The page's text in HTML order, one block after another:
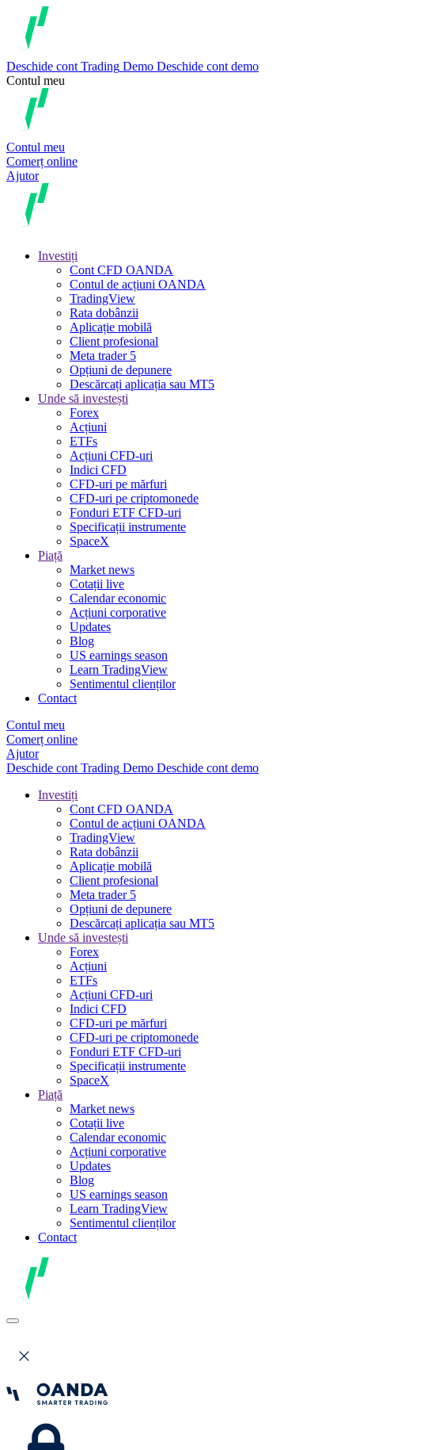
Deschide cont Trading Demo Deschide cont demo
Contul meu
Contul meu
Comerț online
Ajutor
Investiți
Cont CFD OANDA
Contul de acțiuni OANDA
TradingView
Rata dobânzii
Aplicație mobilă
Client profesional
Meta trader 5
Opțiuni de depunere
Descărcați aplicația sau MT5
Unde să investești
Forex
Acțiuni
ETFs
Acțiuni CFD-uri
Indici CFD
CFD-uri pe mărfuri
CFD-uri pe criptomonede
Fonduri ETF CFD-uri
Specificații instrumente
SpaceX
Piață
Market news
Cotații live
Calendar economic
Acțiuni corporative
Updates
Blog
US earnings season
Learn TradingView
Sentimentul clienților
Contact
Contul meu
Comerț online
Ajutor
Deschide cont Trading Demo Deschide cont demo
Investiți
Cont CFD OANDA
Contul de acțiuni OANDA
TradingView
Rata dobânzii
Aplicație mobilă
Client profesional
Meta trader 5
Opțiuni de depunere
Descărcați aplicația sau MT5
Unde să investești
Forex
Acțiuni
ETFs
Acțiuni CFD-uri
Indici CFD
CFD-uri pe mărfuri
CFD-uri pe criptomonede
Fonduri ETF CFD-uri
Specificații instrumente
SpaceX
Piață
Market news
Cotații live
Calendar economic
Acțiuni corporative
Updates
Blog
US earnings season
Learn TradingView
Sentimentul clienților
Contact